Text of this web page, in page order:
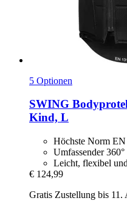
5 Optionen
SWING
Kind, L
Höchste Norm
Umfassender
Leicht, flexibel
€ 124,99
Gratis Zustellung bis 11.